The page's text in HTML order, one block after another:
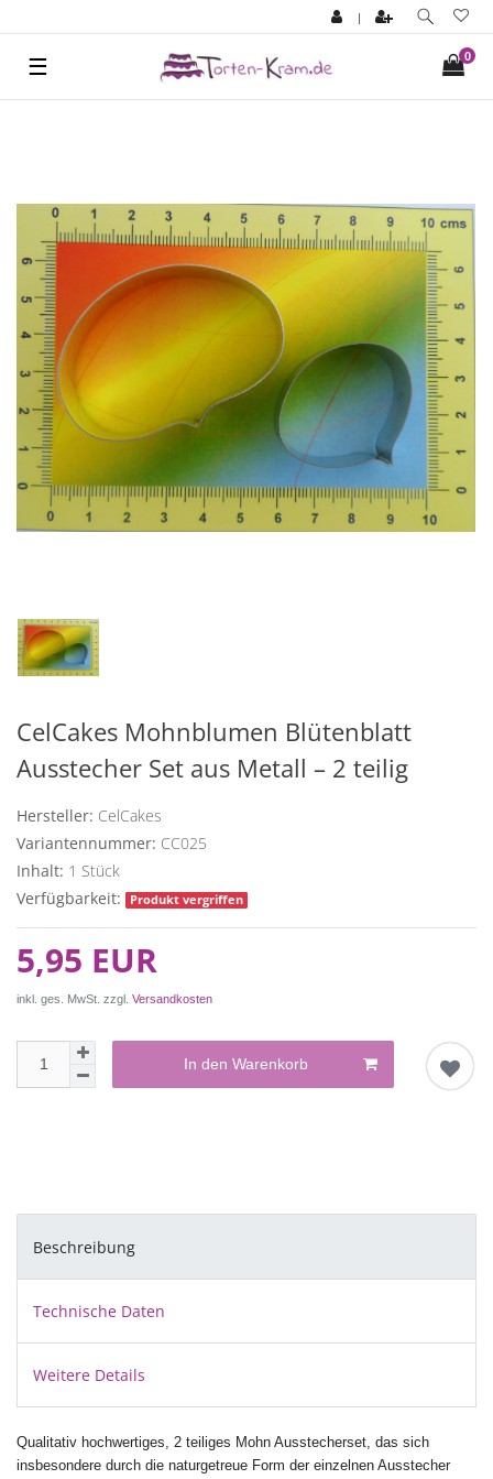
|
0
☰
CelCakes Mohnblumen Blütenblatt
Ausstecher Set aus Metall – 2 teilig
Hersteller: CelCakes
Variantennummer: CC025
Inhalt: 1 Stück
Verfügbarkeit:
Produkt vergriffen
5,95 EUR
inkl. ges. MwSt. zzgl. Versandkosten
In den Warenkorb
Beschreibung
Technische Daten
Weitere Details
Qualitativ hochwertiges, 2 teiliges Mohn Ausstecherset, das sich
insbesondere durch die naturgetreue Form der einzelnen Ausstecher